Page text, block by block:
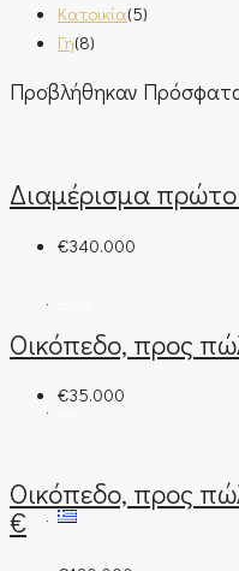
ΕΚΤΊΜΗΣΗ ΑΚΙΝΉΤΟΥ
Η ΕΤΑΙΡΊΑ ΜΑΣ
Κατοικία(5)
Γη(8)
Προβλήθηκαν
Διαμέρισμα
€340.000
Οικόπεδο, προς
€35.000
Οικόπεδο, προς
€